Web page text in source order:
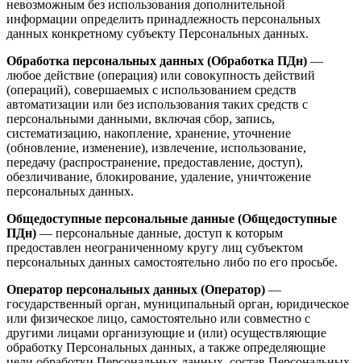
невозможным без использования дополнительной
информации определить принадлежность персональных
данных конкретному субъекту Персональных данных.
Обработка персональных данных (Обработка ПДн) —
любое действие (операция) или совокупность действий
(операций), совершаемых с использованием средств
автоматизации или без использования таких средств с
персональными данными, включая сбор, запись,
систематизацию, накопление, хранение, уточнение
(обновление, изменение), извлечение, использование,
передачу (распространение, предоставление, доступ),
обезличивание, блокирование, удаление, уничтожение
персональных данных.
Общедоступные персональные данные (Общедоступные
ПДн) — персональные данные, доступ к которым
предоставлен неограниченному кругу лиц субъектом
персональных данных самостоятельно либо по его просьбе.
Оператор персональных данных (Оператор) —
государственный орган, муниципальный орган, юридическое
или физическое лицо, самостоятельно или совместно с
другими лицами организующие и (или) осуществляющие
обработку Персональных данных, а также определяющие